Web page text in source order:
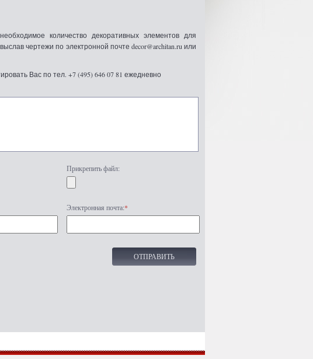
количество декоративных элементов для
чертежи по электронной почте decor@architan.ru или
Вас по тел. +7 (495) 646 07 81 ежедневно
Прикрепить файл:
Электронная почта:*